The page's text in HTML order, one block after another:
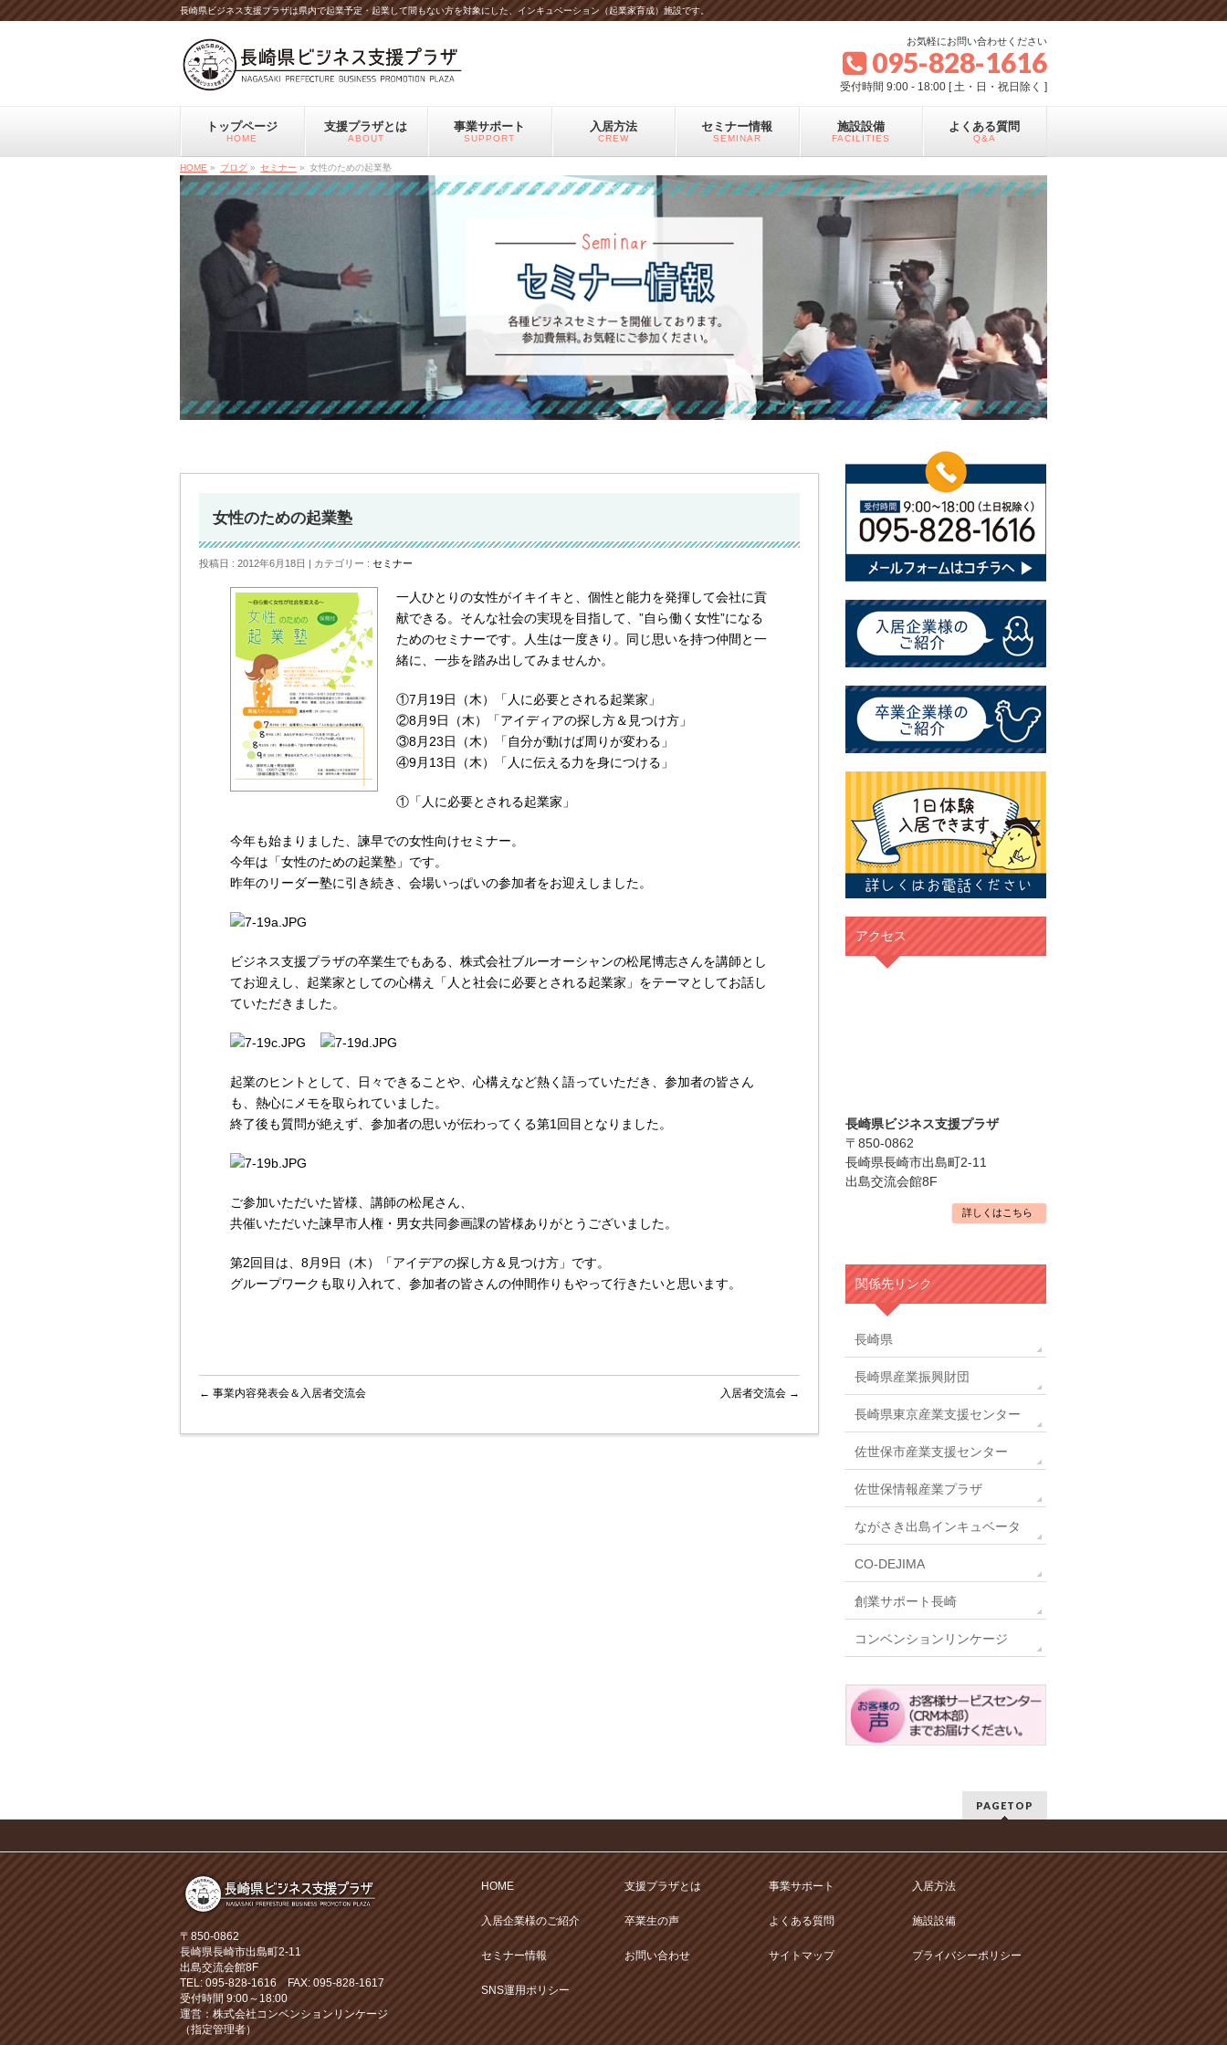
長崎県ビジネス支援プラザは県内で起業予定・起業して間もない方を対象にした、インキュベーション（起業家育成）施設です。
お気軽にお問い合わせください
095-828-1616
受付時間 9:00 - 18:00 [ 土・日・祝日除く ]
トップページ
HOME
支援プラザとは
ABOUT
事業サポート
SUPPORT
入居方法
CREW
セミナー情報
SEMINAR
施設設備
FACILITIES
よくある質問
Q&A
HOME » ブログ » セミナー » 女性のための起業塾
女性のための起業塾
投稿日 : 2012年6月18日 カテゴリー : セミナー
一人ひとりの女性がイキイキと、個性と能力を発揮して会社に貢
献できる。そんな社会の実現を目指して、”自ら働く女性”になる
ためのセミナーです。人生は一度きり。同じ思いを持つ仲間と一
緒に、一歩を踏み出してみませんか。
①7月19日（木）「人に必要とされる起業家」
②8月9日（木）「アイディアの探し方＆見つけ方」
③8月23日（木）「自分が動けば周りが変わる」
④9月13日（木）「人に伝える力を身につける」
①「人に必要とされる起業家」
今年も始まりました、諫早での女性向けセミナー。
今年は「女性のための起業塾」です。
昨年のリーダー塾に引き続き、会場いっぱいの参加者をお迎えしました。
ビジネス支援プラザの卒業生でもある、株式会社ブルーオーシャンの松尾博志さんを講師とし
てお迎えし、起業家としての心構え「人と社会に必要とされる起業家」をテーマとしてお話し
ていただきました。
起業のヒントとして、日々できることや、心構えなど熱く語っていただき、参加者の皆さん
も、熱心にメモを取られていました。
終了後も質問が絶えず、参加者の思いが伝わってくる第1回目となりました。
ご参加いただいた皆様、講師の松尾さん、
共催いただいた諫早市人権・男女共同参画課の皆様ありがとうございました。
第2回目は、8月9日（木）「アイデアの探し方＆見つけ方」です。
グループワークも取り入れて、参加者の皆さんの仲間作りもやって行きたいと思います。
← 事業内容発表会＆入居者交流会 入居者交流会 →
アクセス
長崎県ビジネス支援プラザ
〒850-0862
長崎県長崎市出島町2-11
出島交流会館8F
詳しくはこちら
関係先リンク
長崎県
長崎県産業振興財団
長崎県東京産業支援センター
佐世保市産業支援センター
佐世保情報産業プラザ
ながさき出島インキュベータ
CO-DEJIMA
創業サポート長崎
コンベンションリンケージ
PAGETOP
〒850-0862
長崎県長崎市出島町2-11
出島交流会館8F
TEL: 095-828-1616 FAX: 095-828-1617
受付時間 9:00～18:00
運営：株式会社コンベンションリンケージ
（指定管理者）
HOME 支援プラザとは 事業サポート 入居方法
入居企業様のご紹介 卒業生の声 よくある質問 施設設備
セミナー情報 お問い合わせ サイトマップ プライバシーポリシー
SNS運用ポリシー